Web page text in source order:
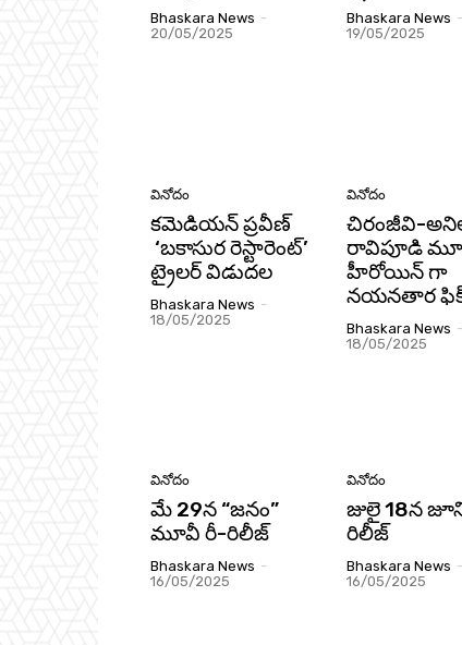
Bhaskara News -
20/05/2025
Bhaskara News -
19/05/2025
వినోదం
కమెడియన్‌ ప్రవీణ్‌
‘బకాసుర రెస్టారెంట్‌’
ట్రైలర్‌ విడుదల
Bhaskara News -
18/05/2025
వినోదం
చిరంజీవి-
రావిపూడి
హీరోయిన్‌ గా
నయనతార
Bhaskara News -
18/05/2025
వినోదం
మే 29న “జ‌నం”
మూవీ రీ-రిలీజ్
Bhaskara News -
16/05/2025
వినోదం
జులై 18న
రిలీజ్
Bhaskara News -
16/05/2025